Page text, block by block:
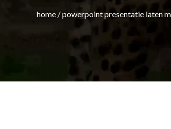
home /powerpoint presentatie laten